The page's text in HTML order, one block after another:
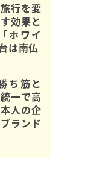
行を変
効果と
ホワイ
は南仏
ち筋と
一で高
人の企
ランド